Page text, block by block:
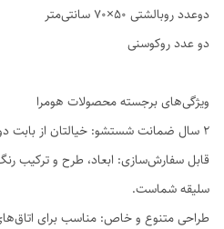
دوعدد روبالشتی ۵۰×۷۰ سانتی‌متر
دو عدد روکوسنی
ویژگی‌های برجسته محصولات هومرا
۲ سال ضمانت شستشو: خیالتان از بابت دوام و کیفیت شستشو راحت باشد.
قابل سفارش‌سازی: ابعاد، طرح و ترکیب
سلیقه شماست.
طراحی متنوع و خاص: مناسب برای